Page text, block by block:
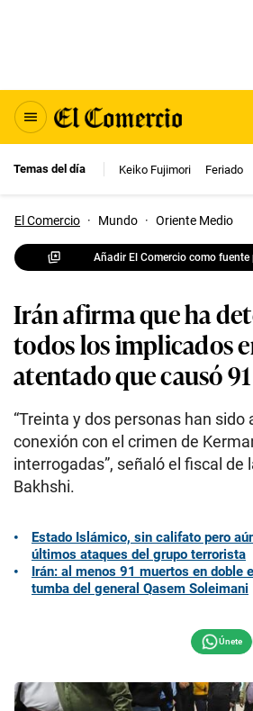
Temas del día Keiko Fujimori Feriado
El Comercio · Mundo · Oriente Medio
Añadir El Comercio como fuente
Irán afirma que ha
todos los implicados
atentado que causó
“Treinta y dos personas han sido
conexión con el crimen de
interrogadas”, señaló el fiscal de
Bakhshi.
Estado Islámico, sin califato pero
últimos ataques del grupo terrorista
Irán: al menos 91 muertos en doble
tumba del general Qasem Soleimani